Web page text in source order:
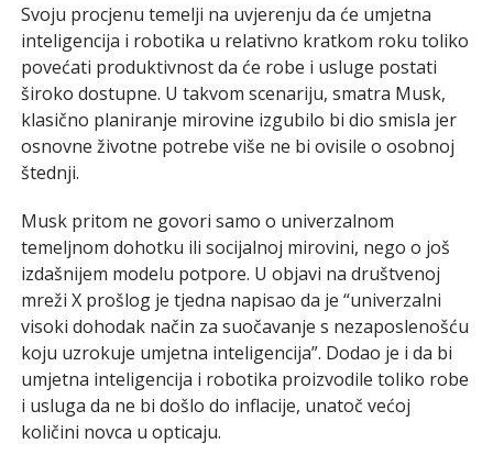
Svoju procjenu temelji na uvjerenju da će umjetna
inteligencija i robotika u relativno kratkom roku toliko
povećati produktivnost da će robe i usluge postati
široko dostupne. U takvom scenariju, smatra Musk,
klasično planiranje mirovine izgubilo bi dio smisla jer
osnovne životne potrebe više ne bi ovisile o osobnoj
štednji.
Musk pritom ne govori samo o univerzalnom
temeljnom dohotku ili socijalnoj mirovini, nego o još
izdašnijem modelu potpore. U objavi na društvenoj
mreži X prošlog je tjedna napisao da je “univerzalni
visoki dohodak način za suočavanje s nezaposlenošću
koju uzrokuje umjetna inteligencija”. Dodao je i da bi
umjetna inteligencija i robotika proizvodile toliko robe
i usluga da ne bi došlo do inflacije, unatoč većoj
količini novca u opticaju.